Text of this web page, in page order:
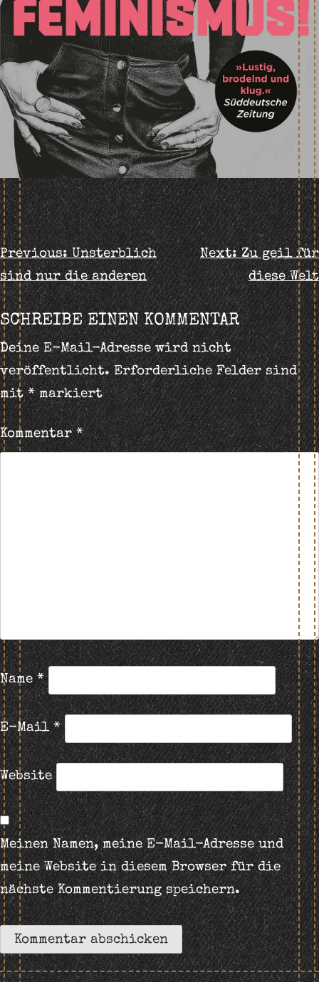
BEITRAGS-
NAVIGATION
Previous: Unsterblich
sind nur die anderen
Next: Zu geil für
diese Welt
SCHREIBE EINEN KOMMENTAR
Deine E-Mail-Adresse wird nicht
veröffentlicht. Erforderliche Felder sind
mit*markiert
Kommentar*
Name*
E-Mail*
Website
Meinen Namen, meine E-Mail-Adresse und
meine Website in diesem Browser für die
nächste Kommentierung speichern.